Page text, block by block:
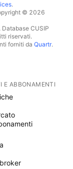
.
© 2026
CUSIP
riservati.
forniti da Quartr.
E ABBONAMENTI